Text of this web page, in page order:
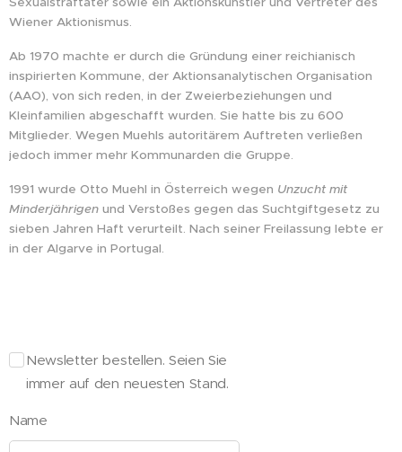
Wiener Aktionismus.
Ab 1970 machte er durch die Gründung einer reichianisch
inspirierten Kommune, der Aktionsanalytischen Organisation
(AAO), von sich reden, in der Zweierbeziehungen und
Kleinfamilien abgeschafft wurden. Sie hatte bis zu 600
Mitglieder. Wegen Muehls autoritärem Auftreten verließen
jedoch immer mehr Kommunarden die Gruppe.
1991 wurde Otto Muehl in Österreich wegen Unzucht mit
Minderjährigen und Verstoßes gegen das Suchtgiftgesetz zu
sieben Jahren Haft verurteilt. Nach seiner Freilassung lebte er
in der Algarve in Portugal.
Newsletter bestellen. Seien Sie
immer auf den neuesten Stand.
Name